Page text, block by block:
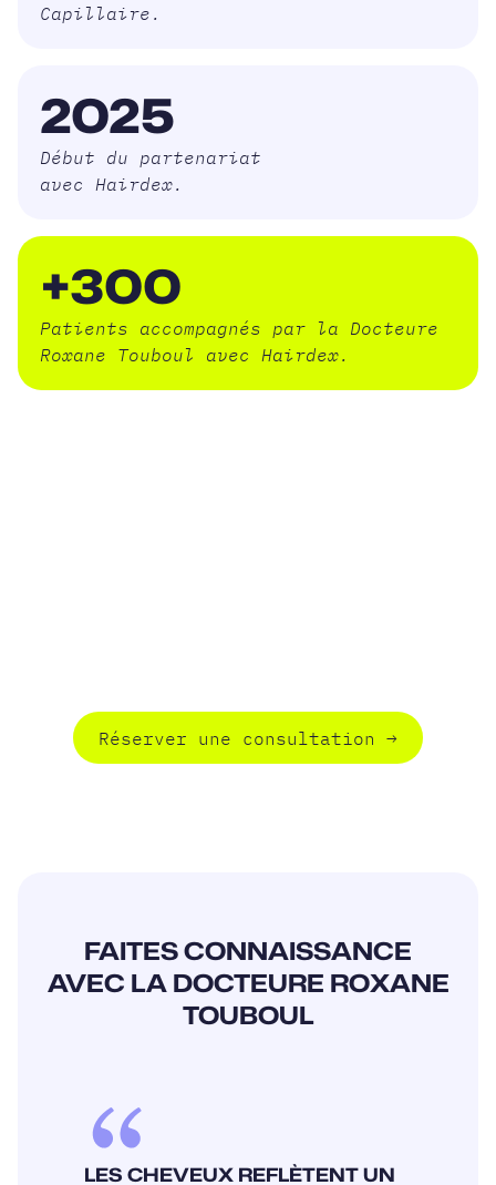
Capillaire.
2025
Début du partenariat
avec Hairdex.
+300
Patients accompagnés par la Docteure
Roxane Touboul avec Hairdex.
Réserver une consultation →
FAITES CONNAISSANCE
AVEC LA DOCTEURE ROXANE
TOUBOUL
LES CHEVEUX REFLÈTENT UN